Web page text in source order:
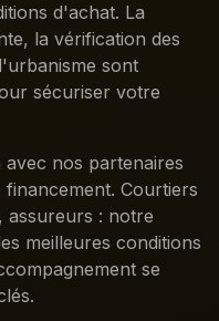
d'achat. La
la vérification des
sont
sécuriser votre
nos partenaires
Courtiers
assureurs : notre
meilleures conditions
se